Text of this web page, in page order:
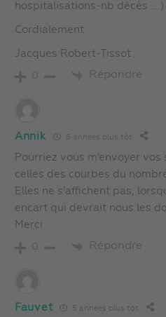
hospitalisations-nb décès ….)
Cordialement
Jacques Robert-Tissot
0 Répondre
Annik 5 années plus tôt
Pourriez vous m’envoyer
celles des courbes du
Elles ne s’affichent pas,
encart qui devrait nous les
Merci
0 Répondre
Fauvet 5 années plus tôt